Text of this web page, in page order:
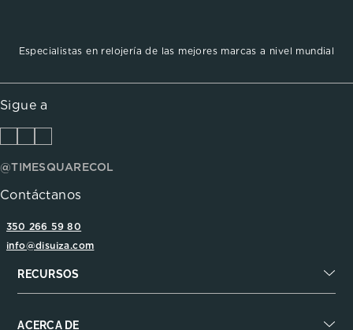
Especialistas en relojería de las mejores marcas a nivel mundial
Sigue a
@TIMESQUARECOL
Contáctanos
350 266 59 80
info@disuiza.com
RECURSOS
ACERCA DE